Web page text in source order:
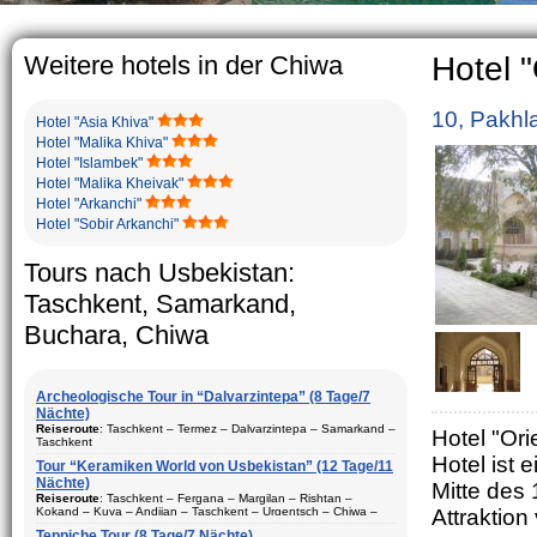
The usual
rather big.
5-6
Weitere hotels in der Chiwa
Hotel "Asia Khiva"
Hotel "Malika Khiva"
Hotel "Islambek"
Hotel "Malika Kheivak"
Hotel "Arkanchi"
Hotel "Sobir Arkanchi"
Tours nach Usbekistan:
Taschkent, Samarkand,
Buchara, Chiwa
Archeologische Tour in “Dalvarzintepa” (8 Tage/7
Nächte)
Reiseroute: Taschkent – Termez – Dalvarzintepa – Samarkand –
Taschkent
Dauer : 8 Tage/7 Nächte
Bewegungtyp: Fluglinie und Reisebus
Dalvarzintepa (3)
Tour “Keramiken World von Usbekistan” (12 Tage/11
Nächte)
Reiseroute: Taschkent – Fergana – Margilan – Rishtan –
Kokand – Kuva – Andijan – Taschkent – Urgentsch – Chiwa –
Hotel
10,
Hotel
Hotel ist
Mitte des
Attraktion